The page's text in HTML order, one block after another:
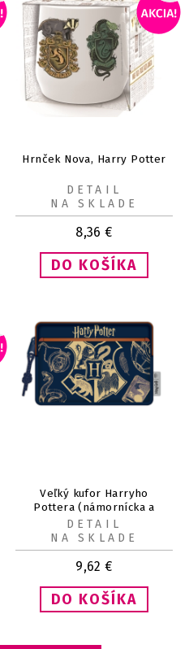
Hrnček Nova, Harry Potter
8,36 €
DETAIL
NA SKLADE
Veľký kufor Harryho
Pottera (námornícka a
zlatá) DPL6
9,62 €
DETAIL
NA SKLADE